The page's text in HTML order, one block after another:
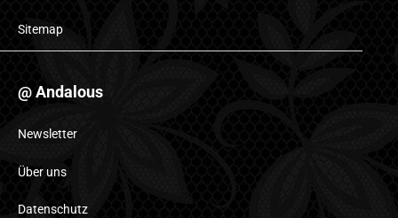
Sitemap
@ Andalous
Newsletter
Über uns
Datenschutz